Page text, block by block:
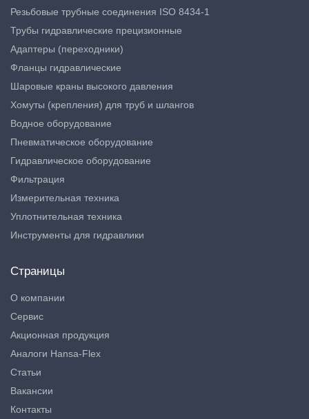
Резьбовые трубные соединения ISO 8434-1
Трубы гидравлические прецизионные
Адаптеры (переходники)
Фланцы гидравлические
Шаровые краны высокого давления
Хомуты (крепления) для труб и шлангов
Водное оборудование
Пневматическое оборудование
Гидравлическое оборудование
Фильтрация
Измерительная техника
Уплотнительная техника
Инструменты для гидравлики
Страницы
О компании
Сервис
Акционная продукция
Аналоги Hansa-Flex
Статьи
Вакансии
Контакты